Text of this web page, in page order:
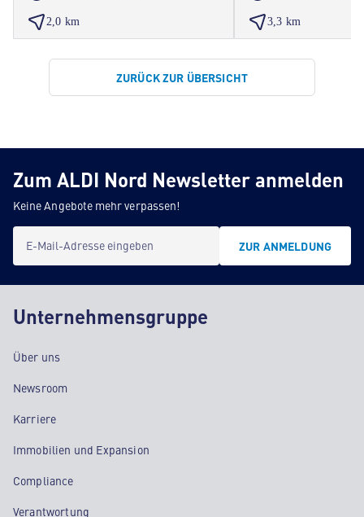
2,0 km 3,3 km
ZURÜCK ZUR ÜBERSICHT
Zum ALDI Nord Newsletter anmelden
Keine Angebote mehr verpassen!
E-Mail-Adresse eingeben ZUR ANMELDUNG
Unternehmensgruppe
Über uns
Newsroom
Karriere
Immobilien und Expansion
Compliance
Verantwortung